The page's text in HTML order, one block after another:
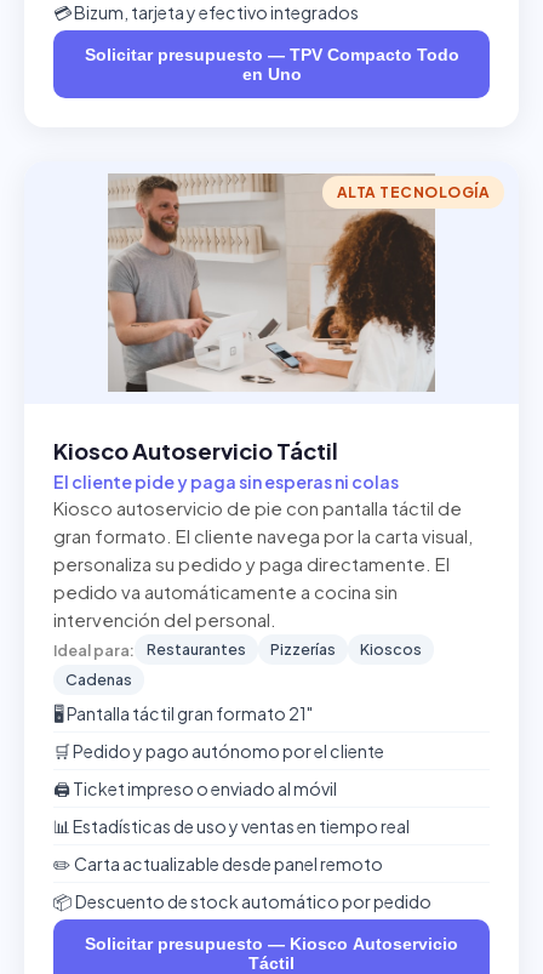
💳 Bizum, tarjeta y efectivo integrados
Solicitar presupuesto — TPV Compacto Todo
en Uno
ALTA TECNOLOGÍA
Kiosco Autoservicio Táctil
El cliente pide y paga sin esperas ni colas
Kiosco autoservicio de pie con pantalla táctil de
gran formato. El cliente navega por la carta visual,
personaliza su pedido y paga directamente. El
pedido va automáticamente a cocina sin
intervención del personal.
Ideal para: Restaurantes Pizzerías
Kioscos
Cadenas
🖥️ Pantalla táctil gran formato 21"
🛒 Pedido y pago autónomo por el cliente
🖨️ Ticket impreso o enviado al móvil
📊 Estadísticas de uso y ventas en tiempo real
✏️ Carta actualizable desde panel remoto
📦 Descuento de stock automático por pedido
Solicitar presupuesto — Kiosco Autoservicio
Táctil